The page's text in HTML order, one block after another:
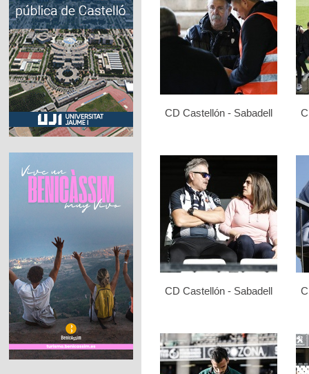
CD Castellón - Sabadell
CD Castellón - Sabadell